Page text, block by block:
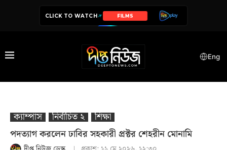
CLICK TO WATCH SERIES
Eng
ক্যাম্পাস নির্বাচিত ২
শিক্ষা
পদত্যাগ করলেন ঢাবির সহকারী প্রক্টর শেহরীন মোনামি